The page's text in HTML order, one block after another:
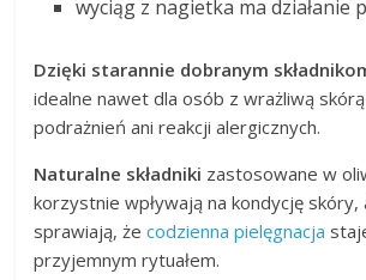
wyciąg z nagietka ma działanie
Dzięki starannie dobranym
idealne nawet dla osób z wrażliwą
podrażnień ani reakcji alergicznych.
Naturalne składniki zastosowane w
korzystnie wpływają na kondycję skóry,
sprawiają, żecodzienna pielęgnacja
przyjemnym rytuałem.